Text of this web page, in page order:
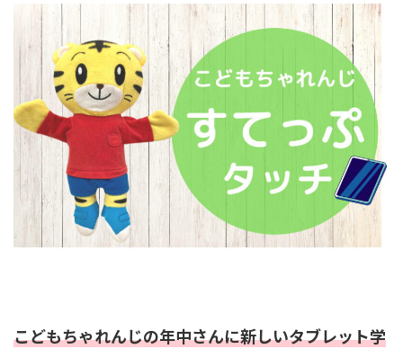
こどもちゃれんじの年中さんに新しいタブレット学